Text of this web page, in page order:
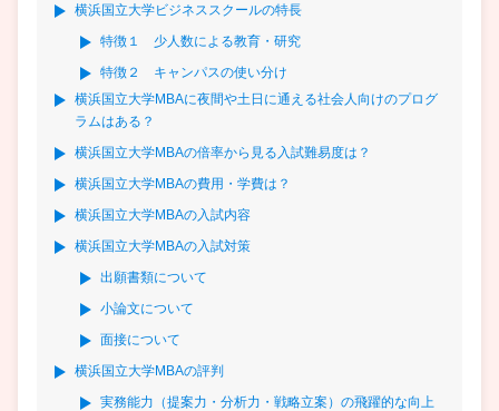
横浜国立大学ビジネススクールの特長
特徴１ 少人数による教育・研究
特徴２ キャンパスの使い分け
横浜国立大学MBAに夜間や土日に通える社会人向けのプログ
ラムはある？
横浜国立大学MBAの倍率から見る入試難易度は？
横浜国立大学MBAの費用・学費は？
横浜国立大学MBAの入試内容
横浜国立大学MBAの入試対策
出願書類について
小論文について
面接について
横浜国立大学MBAの評判
実務能力（提案力・分析力・戦略立案）の飛躍的な向上